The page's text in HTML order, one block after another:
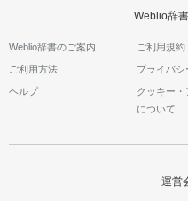
Weblio辞
Weblio辞書のご案内 ご利用規約
ご利用方法 プライバシ
ヘルプ
クッキー・
について
運営